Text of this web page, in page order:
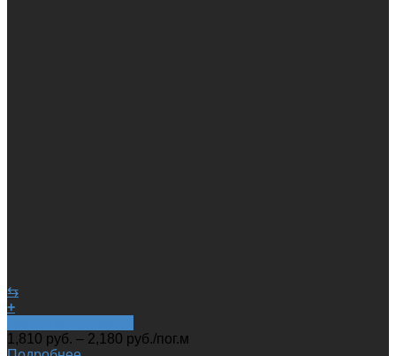
⇆
+
1,810 руб. – 2,180 руб./пог.м